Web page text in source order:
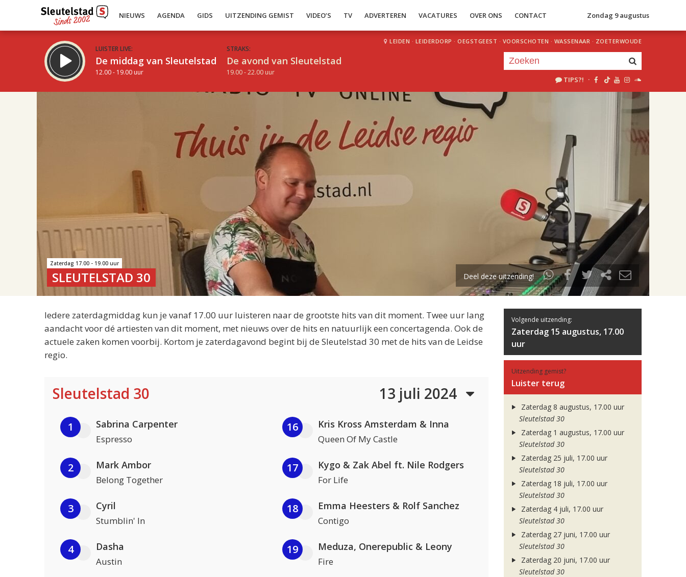
NIEUWS AGENDA GIDS UITZENDING GEMIST VIDEO’S TV ADVERTEREN VACATURES OVER ONS CONTACT Zondag 9 augustus
LUISTER LIVE:
De middag van Sleutelstad
12.00 - 19.00 uur
STRAKS:
De avond van Sleutelstad
19.00 - 22.00 uur
LEIDEN · LEIDERDORP · OEGSTGEEST · VOORSCHOTEN · WASSENAAR · ZOETERWOUDE
TIPS?! ·
uur 1 van 2
Volgend uur
Zaterdag 17.00 - 19.00 uur
SLEUTELSTAD 30 Deel deze uitzending!
Iedere zaterdagmiddag kun je vanaf 17.00 uur luisteren naar de grootste hits van dit moment. Twee uur lang
aandacht voor dé artiesten van dit moment, met nieuws over de hits en natuurlijk een concertagenda. Ook de
actuele zaken komen voorbij. Kortom je zaterdagavond begint bij de Sleutelstad 30 met de hits van de Leidse
regio.
Sleutelstad 30 13 juli 2024
1 Sabrina Carpenter
Espresso
2 Mark Ambor
Belong Together
3 Cyril
Stumblin' In
4 Dasha
Austin
16 Kris Kross Amsterdam & Inna
Queen Of My Castle
17 Kygo & Zak Abel ft. Nile Rodgers
For Life
18 Emma Heesters & Rolf Sanchez
Contigo
19 Meduza, Onerepublic & Leony
Fire
Volgende uitzending:
Zaterdag 15 augustus, 17.00
uur
Uitzending gemist?
Luister terug
Zaterdag 8 augustus, 17.00 uur
Sleutelstad 30
Zaterdag 1 augustus, 17.00 uur
Sleutelstad 30
Zaterdag 25 juli, 17.00 uur
Sleutelstad 30
Zaterdag 18 juli, 17.00 uur
Sleutelstad 30
Zaterdag 4 juli, 17.00 uur
Sleutelstad 30
Zaterdag 27 juni, 17.00 uur
Sleutelstad 30
Zaterdag 20 juni, 17.00 uur
Sleutelstad 30